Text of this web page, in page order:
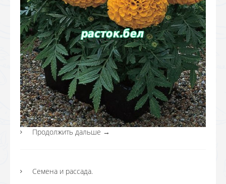
Продолжить дальше →
Семена и рассада.